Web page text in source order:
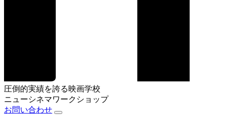
圧倒的実績を誇る映画学校
ニューシネマワークショップ
お問い合わせ